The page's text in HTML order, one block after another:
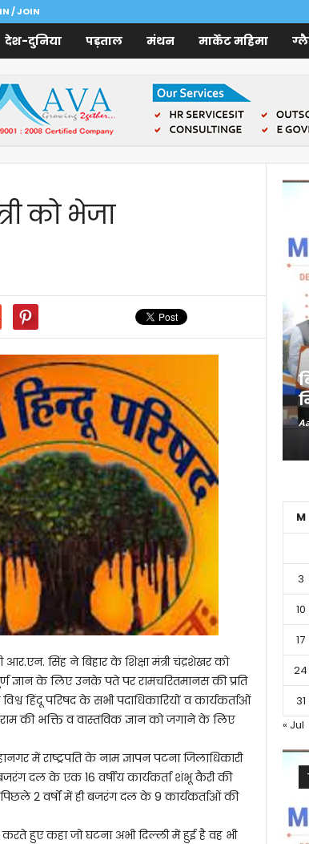
/ JOIN
देश-दुनिया पड़ताल मंथन मार्केट महिमा
को भेजा
आर.एन. सिंह ने बिहार के शिक्षा मंत्री चंद्रशेखर को
ज्ञान के लिए उनके पते पर रामचरितमानस की प्रति
हिंदू परिषद के सभी पदाधिकारियों व कार्यकर्ताओं
की भक्ति व वास्तविक ज्ञान को जगाने के लिए
में राष्ट्रपति के नाम ज्ञापन पटना जिलाधिकारी
दल के एक 16 वर्षीय कार्यकर्ता शंभू कैरी की
पिछले 2 वर्षों में ही बजरंग दल के 9 कार्यकर्ताओं की
हुए कहा जो घटना अभी दिल्ली में हुई है वह भी
M
3
10
17
24
31
« Jul